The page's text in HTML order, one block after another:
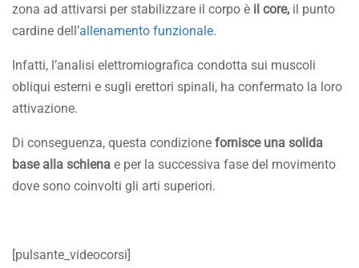
zona ad attivarsi per stabilizzare il corpo è il core, il punto
cardine dell’allenamento funzionale.
Infatti, l’analisi elettromiografica condotta sui muscoli
obliqui esterni e sugli erettori spinali, ha confermato la loro
attivazione.
Di conseguenza, questa condizione fornisce una solida
base alla schiena e per la successiva fase del movimento
dove sono coinvolti gli arti superiori.
[pulsante_videocorsi]